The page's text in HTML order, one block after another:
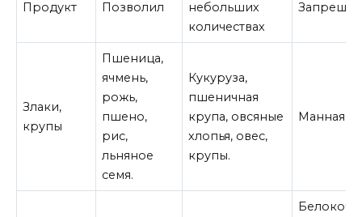
Продукт Позволил
небольших
количествах
Злаки,
крупы
Пшеница,
ячмень,
рожь,
пшено,
рис,
льняное
семя.
Кукуруза,
пшеничная
крупа, овсяные
хлопья, овес,
крупы.
Манная